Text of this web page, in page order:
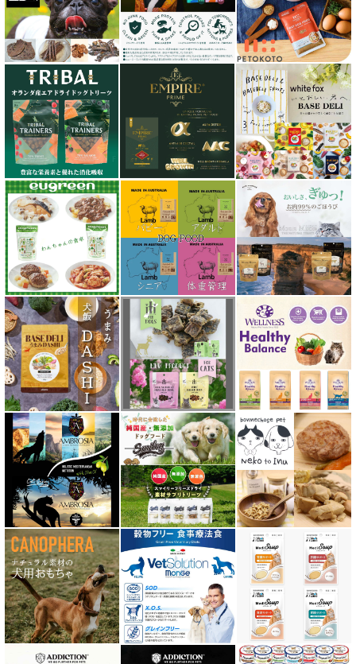
シェフ SHEF
シグネチャー７（Signature7）正規輸入品
シシア Schesir
獣医さん推奨シリーズ
シルクフル SILKFULL
ジーランディア Zealandia
スマイリー Smiley
ソウルメイト SoulMate
ソリッドゴールド Solid Gold
ディアブロ（Deer Blow）
テラカニス TerraCanis
テラフェリス TerraFelis
テラカニス ハーバルヒーローズ
トライバル TRIBAL
ナチュラルコード NATURAL CODE
ナチュラルハーベスト Natural Harvest
Nanki Japan ナンキジャパン
ニュートライプ NUTRIPE
ｐＨ バランス キャット ウォーター